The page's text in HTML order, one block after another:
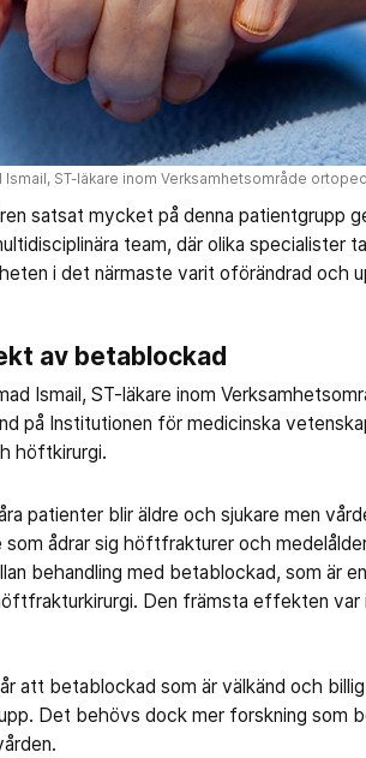
Ismail, ST-läkare inom Verksamhetsområde
satsat mycket på denna patientgrupp
team, där olika specialister
i det närmaste varit oförändrad och
av betablockad
Ismail, ST-läkare inom
på Institutionen för medicinska
höftkirurgi.
patienter blir äldre och sjukare men
ådrar sig höftfrakturer och
behandling med betablockad, som är
Den främsta effekten var
att betablockad som är välkänd och
Det behövs dock mer forskning som